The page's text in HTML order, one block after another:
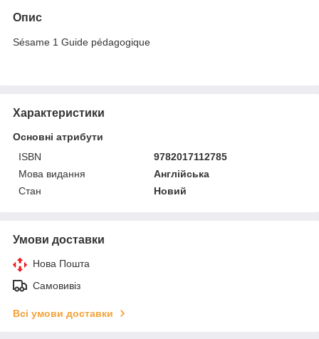
Опис
Sésame 1 Guide pédagogique
Характеристики
Основні атрибути
ISBN
9782017112785
Мова видання
Англійська
Стан
Новий
Умови доставки
Нова Пошта
Самовивіз
Всі умови доставки